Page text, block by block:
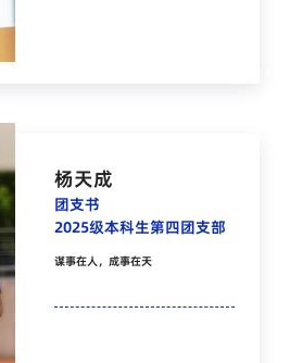
杨天成
团支书
2025级本科生第四团支部
谋事在人，成事在天